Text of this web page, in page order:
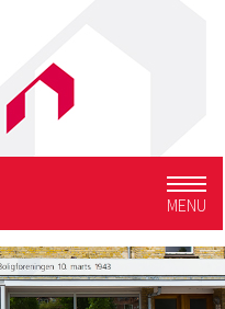
MENU